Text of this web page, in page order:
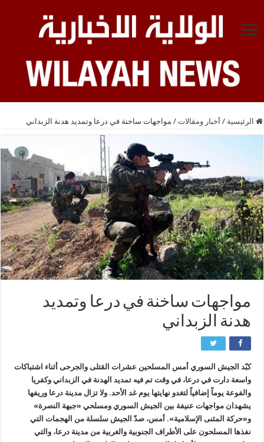
الرئيسية / أخبار ومقالات / مواجهات ساخنة في درعا وتمديد هدنة الزبداني
مواجهات ساخنة في درعا وتمديد
هدنة الزبداني
كبّد الجيش السوري أمس المسلحين عشرات القتلى والجرحى أثناء اشتباكات
واسعة دارت في درعا، في وقت تم فيه تمديد الهدنة في الزبداني وكفريا
والفوعة يوماً إضافياً لتغدو نهايتها يوم غد الأحد. ولا تزال مدينة درعا وريفها
يشهدان مواجهات عنيفة بين الجيش السوري ومسلحي «جبهة النصرة»
و«حركة المثنى الإسلامية». أمس، صدّ الجيش سلسلة من الهجمات التي
نفذها المسلحون على الأطراف الجنوبية والغربية من مدينة درعا، والتي